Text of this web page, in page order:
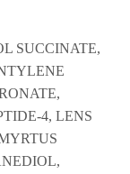
SUCCINATE,
4, LENS